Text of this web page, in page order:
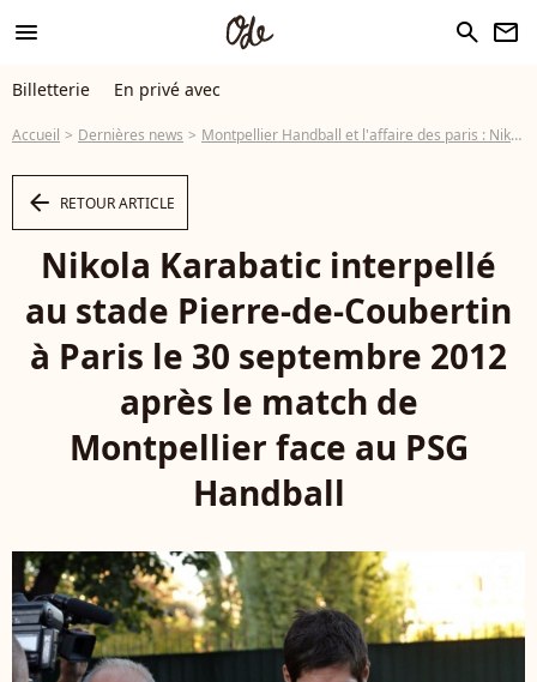
menu search newsletter
Billetterie En privé avec
Accueil Dernières news Montpellier Handball et l'affaire des paris : Nikola et Luka Karabatic avouent
arrow_left RETOUR ARTICLE
Nikola Karabatic interpellé
au stade Pierre-de-Coubertin
à Paris le 30 septembre 2012
après le match de
Montpellier face au PSG
Handball